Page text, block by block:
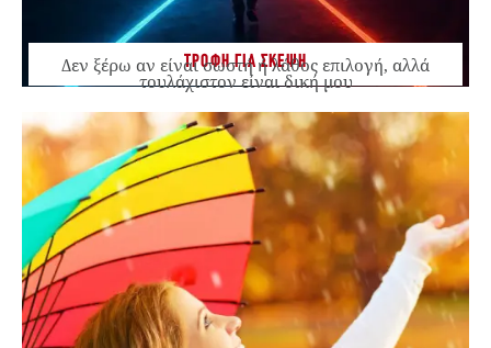
ΤΡΟΦΗ ΓΙΑ ΣΚΕΨΗ
Δεν ξέρω αν είναι σωστή ή λάθος επιλογή, αλλά
τουλάχιστον είναι δική μου